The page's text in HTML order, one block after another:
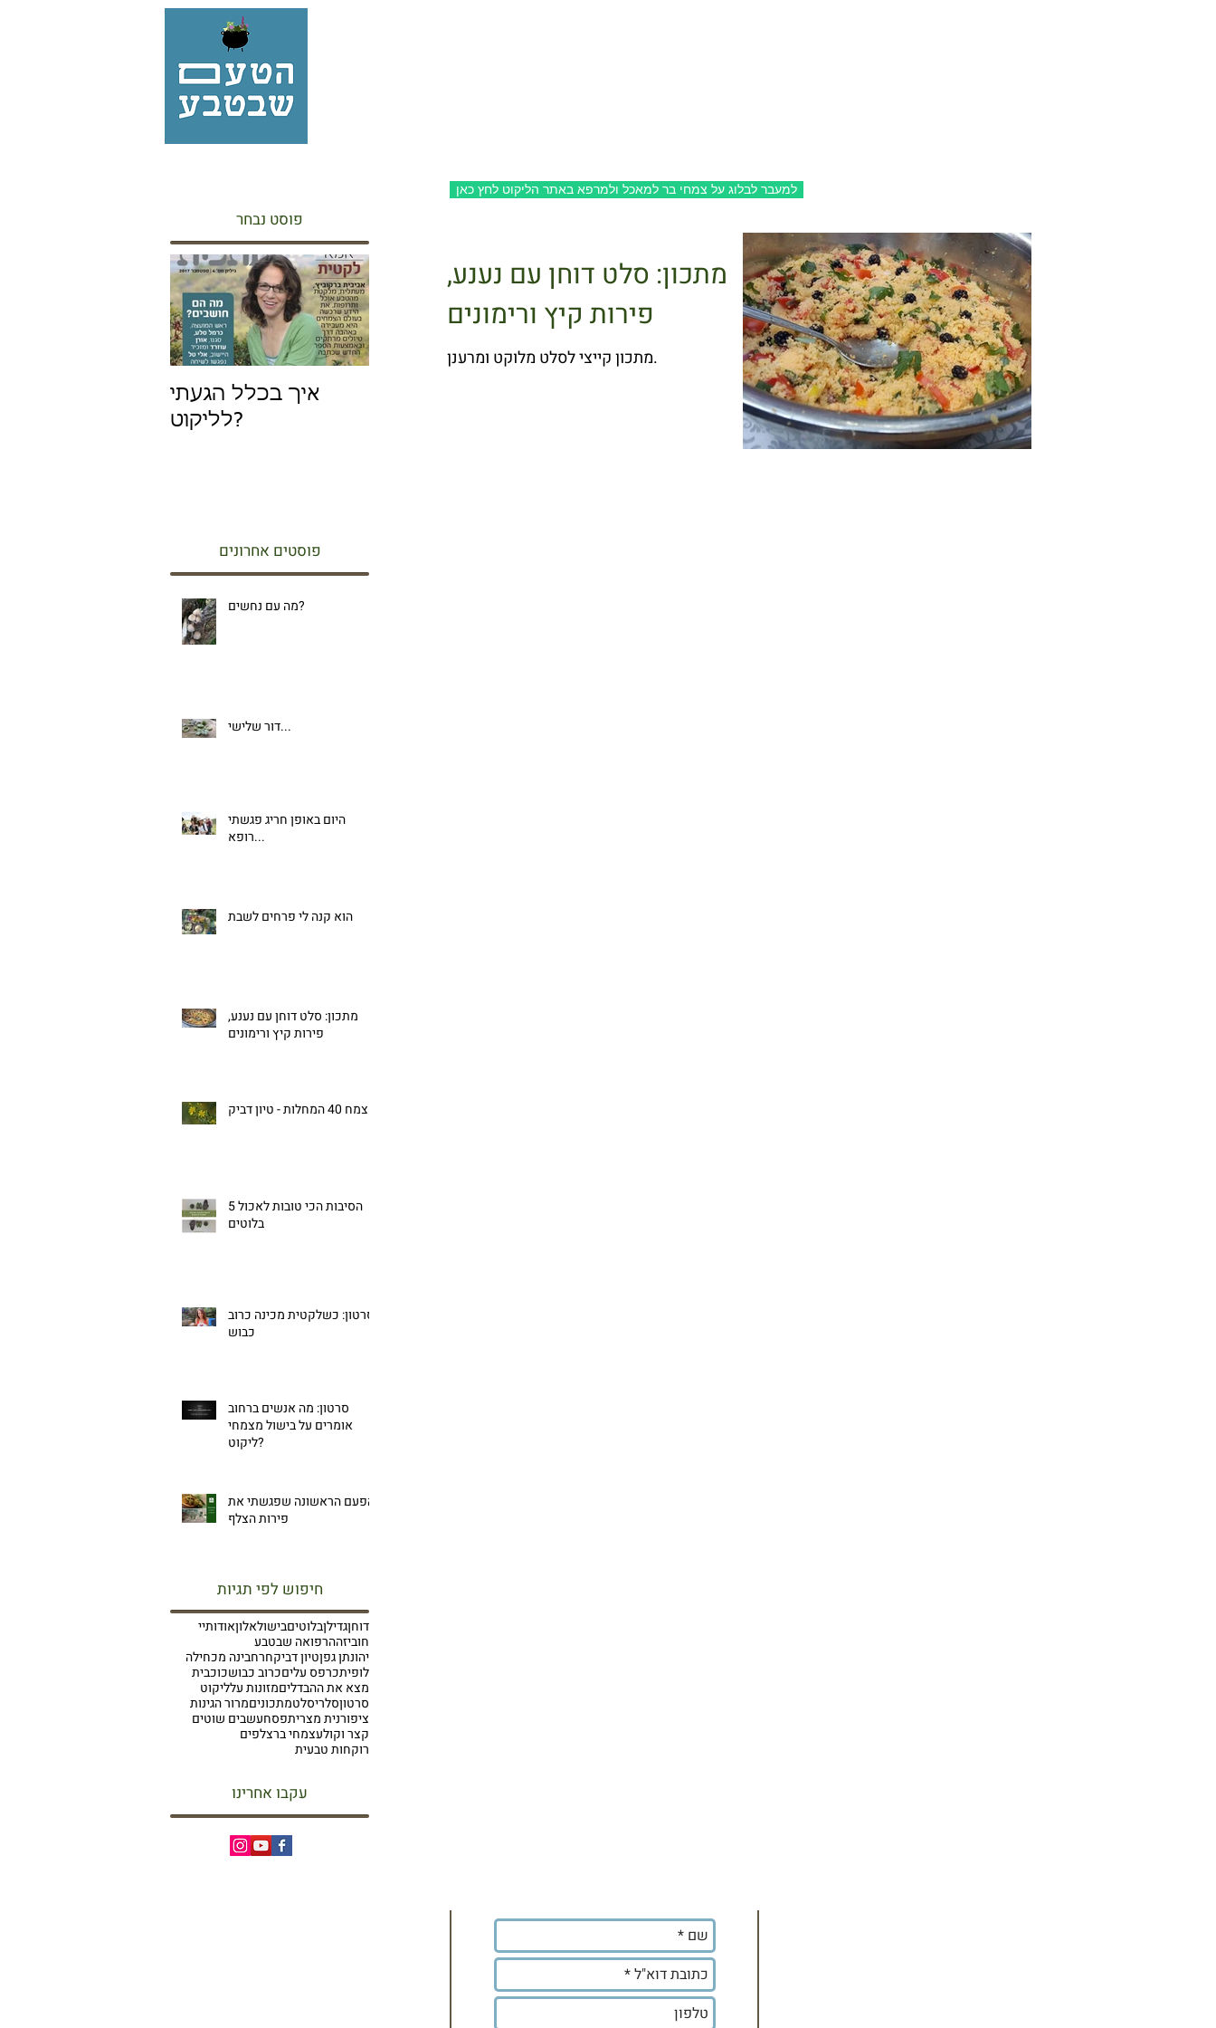
פוסט נבחר
איך בכלל הגעתי
לליקוט?
פוסטים אחרונים
מה עם נחשים?
דור שלישי...
היום באופן חריג פגשתי
רופא...
הוא קנה לי פרחים לשבת
מתכון: סלט דוחן עם נענע,
פירות קיץ ורימונים
צמח 40 המחלות - טיון דביק
5 הסיבות הכי טובות לאכול
בלוטים
סרטון: כשלקטית מכינה כרוב
כבוש
סרטון: מה אנשים ברחוב
אומרים על בישול מצמחי
ליקוט?
הפעם הראשונה שפגשתי את
פירות הצלף
חיפוש לפי תגיות
אודותייאלוןבישולבלוטיםגדילןדוחן
הרפואה שבטבעחוביזה
חרחבינה מכחילהטיון דביקיהונתן גפן
כוכביתכרוב כבושכרפס עליםלופית
ליקוטמזונות עלמצא את ההבדלים
מרור הגינותמתכוניםסלטסלריסרטון
עשבים שוטיםפסחציפורנית מצרית
צלפיםצמחי ברקצר וקולע
רוקחות טבעית
עקבו אחרינו
למעבר לבלוג על צמחי בר למאכל ולמרפא באתר הליקוט לחץ כאן
מתכון: סלט דוחן עם נענע,
פירות קיץ ורימונים
מתכון קייצי לסלט מלוקט ומרענן.